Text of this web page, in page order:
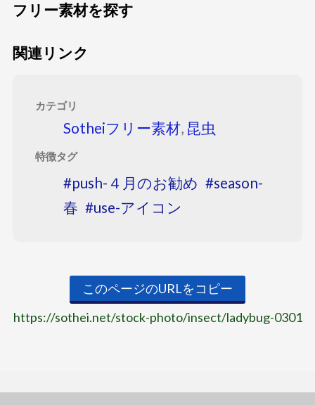
フリー素材を探す
関連リンク
カテゴリ
Sotheiフリー素材, 昆虫
特徴タグ
push-４月のお勧め
season-
春
use-アイコン
このページのURLをコピー
https://sothei.net/stock-photo/insect/ladybug-0301